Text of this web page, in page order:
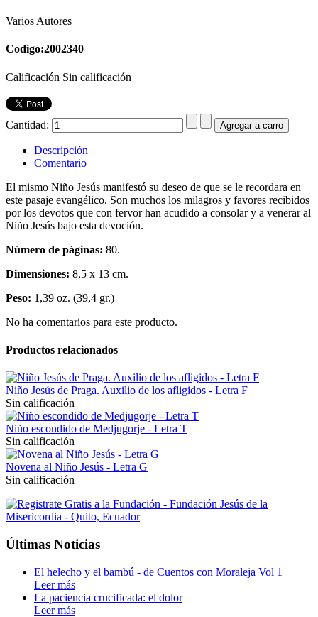
Varios Autores
Codigo:2002340
Calificación Sin calificación
Cantidad:
Descripción
Comentario
El mismo Niño Jesús manifestó su deseo de que se le recordara en
este pasaje evangélico. Son muchos los milagros y favores recibidos
por los devotos que con fervor han acudido a consolar y a venerar al
Niño Jesús bajo esta devoción.
Número de páginas: 80.
Dimensiones: 8,5 x 13 cm.
Peso: 1,39 oz. (39,4 gr.)
No ha comentarios para este producto.
Productos relacionados
Niño Jesús de Praga. Auxilio de los afligidos - Letra F
Sin calificación
Niño escondido de Medjugorje - Letra T
Sin calificación
Novena al Niño Jesús - Letra G
Sin calificación
Últimas Noticias
El helecho y el bambú - de Cuentos con Moraleja Vol 1
Leer más
La paciencia crucificada: el dolor
Leer más